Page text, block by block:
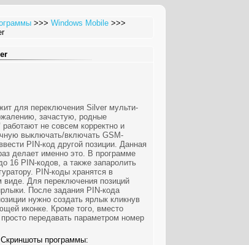
>>> Windows Mobile >>>
для переключения Silver мульти-
зачастую, родные
не совсем корректно и
выключать/включать GSM-
PIN-код другой позиции. Данная
делает именно это. В программе
16 PIN-кодов, а также запаролить
PIN-коды хранятся в
Для переключения позиций
После задания PIN-кода
нужно создать ярлык кликнув
иконке. Кроме того, вместо
передавать параметром номер
Скриншоты программы: